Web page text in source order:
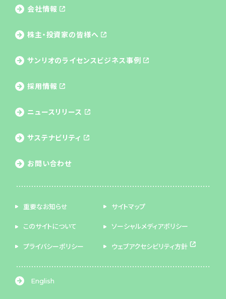
会社情報
株主・投資家の皆様へ
サンリオのライセンスビジネス事例
採用情報
ニュースリリース
サステナビリティ
お問い合わせ
重要なお知らせ サイトマップ
このサイトについて ソーシャルメディアポリシー
プライバシーポリシー ウェブアクセシビリティ方針
English